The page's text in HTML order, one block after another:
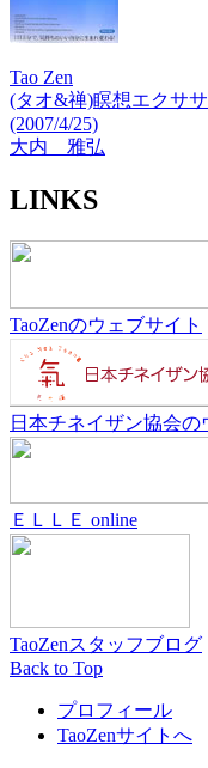
Tao Zen
(タオ&禅)瞑想エクサ
(2007/4/25)
大内 雅弘
LINKS
TaoZenのウェブサイト
日本チネイザン協会の
ＥＬＬＥ online
TaoZenスタッフブログ
Back to Top
プロフィール
TaoZenサイトへ